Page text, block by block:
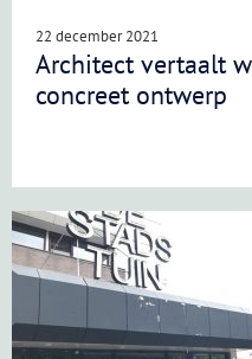
22 december 2021
Architect vertaalt
concreet ontwerp